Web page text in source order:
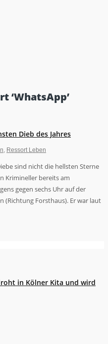
‘WhatsApp’
Dieb des Jahres
Ressort Leben
sind nicht die hellsten Sterne
Krimineller bereits am
gegen sechs Uhr auf der
(Richtung Forsthaus). Er war laut
in Kölner Kita und wird